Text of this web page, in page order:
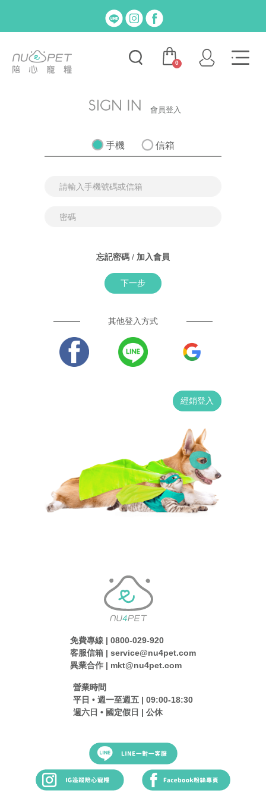
0
會員登入
手機 信箱
忘記密碼 / 加入會員
下一步
其他登入方式
經銷登入
免費專線 | 0800-029-920
客服信箱 | service@nu4pet.com
異業合作 | mkt@nu4pet.com
營業時間
平日 • 週一至週五 | 09:00-18:30
週六日 • 國定假日 | 公休